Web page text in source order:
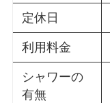
定休日
利用料金
シャワーの
有無